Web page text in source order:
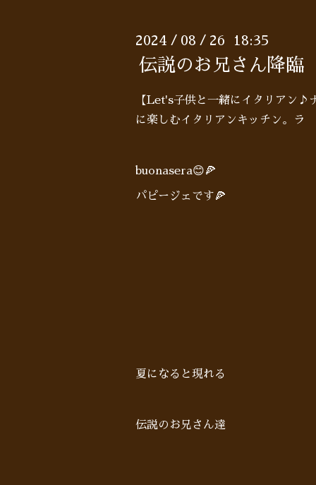
2024 / 08 / 26 18:35
伝説のお兄さん降臨
【Let's子供と一緒にイタリアン♪
に楽しむイタリアンキッチン。ラ
buonasera😊🍕
パピージェです🍕
夏になると現れる
伝説のお兄さん達